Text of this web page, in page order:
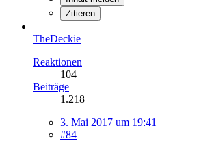
Zitieren
TheDeckie
Reaktionen
104
Beiträge
1.218
3. Mai 2017 um 19:41
#84